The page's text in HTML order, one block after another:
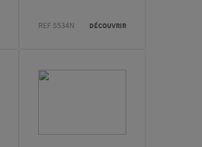
REF 5534N DÉCOUVRIR